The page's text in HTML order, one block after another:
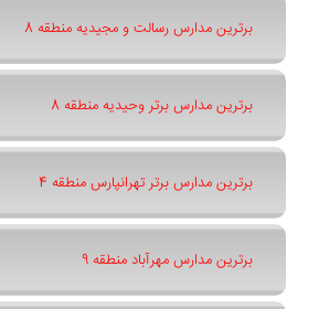
برترین مدارس رسالت و مجیدیه منطقه 8
برترین مدارس برتر وحیدیه منطقه 8
برترین مدارس برتر تهرانپارس منطقه 4
برترین مدارس مهرآباد منطقه 9